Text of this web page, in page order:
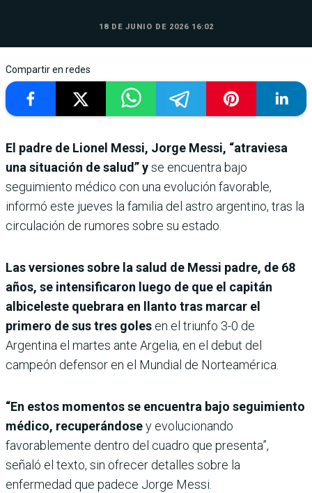
18 DE JUNIO DE 2026 16:02
Compartir en redes
El padre de Lionel Messi, Jorge Messi, “atraviesa
una situación de salud” yse encuentra bajo
seguimiento médico con una evolución favorable,
informó este jueves la familia del astro argentino, tras la
circulación de rumores sobre su estado.
Las versiones sobre la salud de Messi padre, de 68
años, se intensificaron luego de que el capitán
albiceleste quebrara en llanto tras marcar el
primero de sus tres goles en el triunfo 3-0 de
Argentina el martes ante Argelia, en el debut del
campeón defensor en el Mundial de Norteamérica.
“En estos momentos se encuentra bajo seguimiento
médico, recuperándosey evolucionando
favorablemente dentro del cuadro que presenta”,
señaló el texto, sin ofrecer detalles sobre la
enfermedad que padece Jorge Messi.